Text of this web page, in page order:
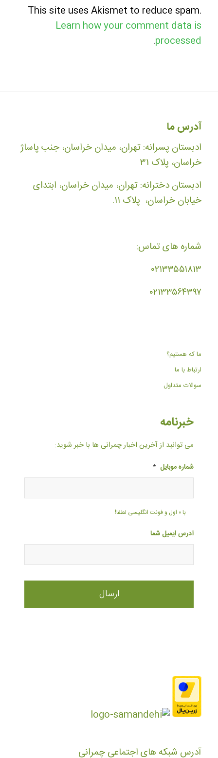
This site uses Akismet to reduce spam.
Learn how your comment data is
processed
.
آدرس ما
ادبستان پسرانه: تهران، میدان خراسان، جنب پاساژ
خراسان، پلاک ۳۱
ادبستان دخترانه: تهران، میدان خراسان، ابتدای
خیابان خراسان، پلاک ۱۱.
شماره های تماس:
۰۲۱۳۳۵۵۱۸۱۳
۰۲۱۳۳۵۶۴۳۹۷
ما که هستیم؟
ارتباط با ما
سوالات متداول
خبرنامه
می توانید از آخرین اخبار چمرانی ها با خبر شوید:
شماره موبایل *
با ۰ اول و فونت انگلیسی لطفا!
آدرس ایمیل شما
آدرس شبکه های اجتماعی چمرانی